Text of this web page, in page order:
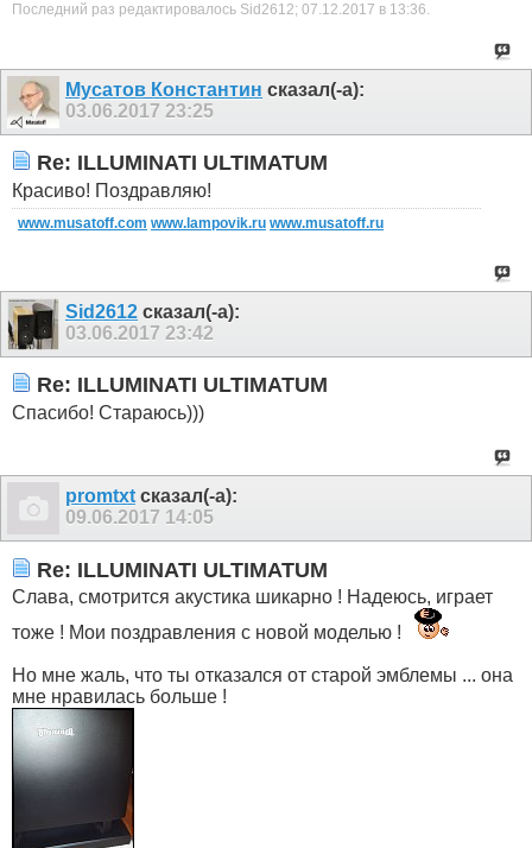
Последний раз редактировалось Sid2612; 07.12.2017 в 13:36.
Мусатов Константин сказал(-а):
03.06.2017 23:25
Re: ILLUMINATI ULTIMATUM
Красиво! Поздравляю!
www.musatoff.com www.lampovik.ru www.musatoff.ru
Sid2612 сказал(-а):
03.06.2017 23:42
Re: ILLUMINATI ULTIMATUM
Спасибо! Стараюсь)))
promtxt сказал(-а):
09.06.2017 14:05
Re: ILLUMINATI ULTIMATUM
Слава, смотрится акустика шикарно ! Надеюсь, играет
тоже ! Мои поздравления с новой моделью !
Но мне жаль, что ты отказался от старой эмблемы ... она
мне нравилась больше !